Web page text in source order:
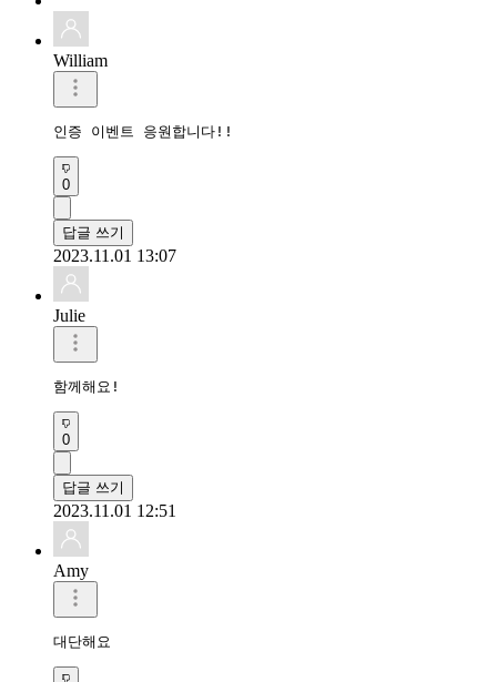
William
인증 이벤트 응원합니다!!
0
답글 쓰기
2023.11.01 13:07
Julie
함께해요!
0
답글 쓰기
2023.11.01 12:51
Amy
대단해요